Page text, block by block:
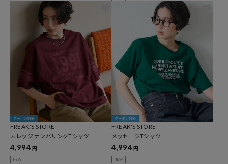
クーポン対象
FREAK'S STORE
カレッジ ナンバリングTシャツ
4,994 円
NEW
クーポン対象
FREAK'S STORE
メッセージTシャツ
4,994 円
NEW